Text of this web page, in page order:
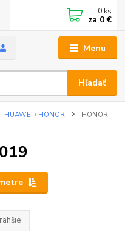
Menu
Hľadať
0 ks
za 0 €
HUAWEI / HONOR
HONOR